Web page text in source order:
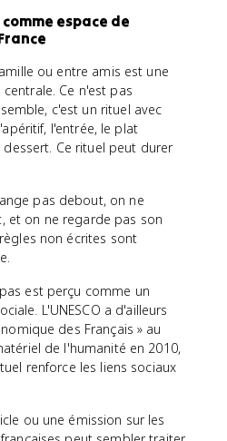
comme espace de
ou entre amis est une
centrale. Ce n'est pas
c'est un rituel avec
l'entrée, le plat
Ce rituel peut durer
pas debout, on ne
et on ne regarde pas son
non écrites sont
est perçu comme un
L'UNESCO a d'ailleurs
des Français » au
de l'humanité en 2010,
renforce les liens sociaux
ou une émission sur les